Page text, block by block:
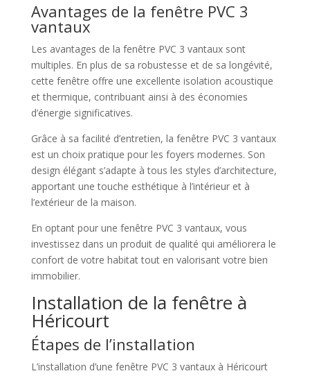
Avantages de la fenêtre PVC 3
vantaux
Les avantages de la fenêtre PVC 3 vantaux sont
multiples. En plus de sa robustesse et de sa longévité,
cette fenêtre offre une excellente isolation acoustique
et thermique, contribuant ainsi à des économies
d’énergie significatives.
Grâce à sa facilité d’entretien, la fenêtre PVC 3 vantaux
est un choix pratique pour les foyers modernes. Son
design élégant s’adapte à tous les styles d’architecture,
apportant une touche esthétique à l’intérieur et à
l’extérieur de la maison.
En optant pour une fenêtre PVC 3 vantaux, vous
investissez dans un produit de qualité qui améliorera le
confort de votre habitat tout en valorisant votre bien
immobilier.
Installation de la fenêtre à
Héricourt
Étapes de l’installation
L’installation d’une fenêtre PVC 3 vantaux à Héricourt